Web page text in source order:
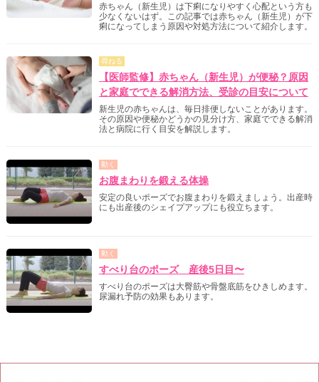
赤ちゃん（新生児）は下痢になりやすく心配という方も
少なくないはず。この記事では赤ちゃん（新生児）が下
痢になってしまう原因や対処方法について紹介します。
尋ねる
【医師監修】赤ちゃん（新生児）が便秘？原因
と家庭でできる解消方法、受診の目安について
新生児の赤ちゃんは、毎日排便しないことがあります。
その原因や便秘かどうかの見分け方、家庭でできる解消
法と病院に行く目安を解説します。
動く
お腹まわりを鍛える体操
安定の良いポーズでお腹まわりを鍛えましょう。出産時
にも出産後のシェイプアップにも役立ちます。
動く
すべり台のポーズ 産後5日目〜
すべり台のポーズは大臀筋や骨盤底筋をひきしめます。
尿漏れ予防の効果もあります。